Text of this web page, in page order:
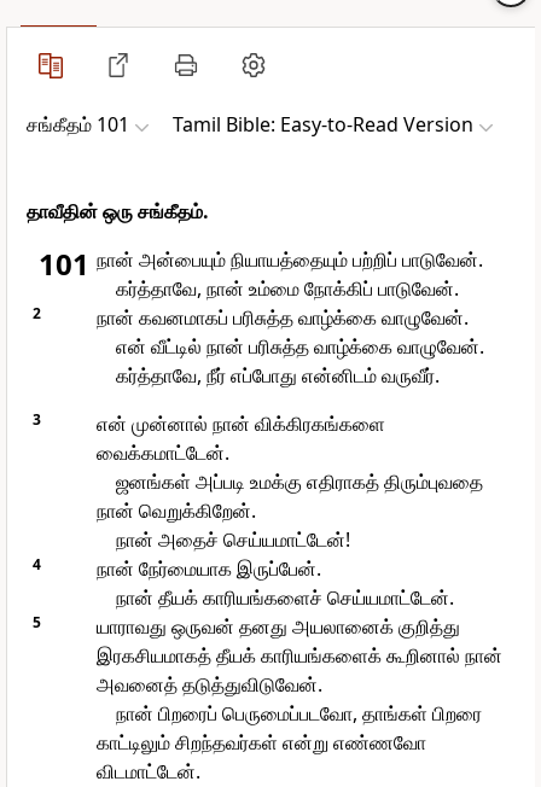
சங்கீதம் 101 Tamil Bible: Easy-to-Read Version
தாவீதின் ஒரு சங்கீதம்.
101 நான் அன்பையும் நியாயத்தையும் பற்றிப் பாடுவேன்.
கர்த்தாவே, நான் உம்மை நோக்கிப் பாடுவேன்.
2
நான் கவனமாகப் பரிசுத்த வாழ்க்கை வாழுவேன்.
என் வீட்டில் நான் பரிசுத்த வாழ்க்கை வாழுவேன்.
கர்த்தாவே, நீர் எப்போது என்னிடம் வருவீர்.
3
என் முன்னால் நான் விக்கிரகங்களை
வைக்கமாட்டேன்.
ஜனங்கள் அப்படி உமக்கு எதிராகத் திரும்புவதை
நான் வெறுக்கிறேன்.
நான் அதைச் செய்யமாட்டேன்!
4
நான் நேர்மையாக இருப்பேன்.
நான் தீயக் காரியங்களைச் செய்யமாட்டேன்.
5
யாராவது ஒருவன் தனது அயலானைக் குறித்து
இரகசியமாகத் தீயக் காரியங்களைக் கூறினால் நான்
அவனைத் தடுத்துவிடுவேன்.
நான் பிறரைப் பெருமைப்படவோ, தாங்கள் பிறரை
காட்டிலும் சிறந்தவர்கள் என்று எண்ணவோ
விடமாட்டேன்.